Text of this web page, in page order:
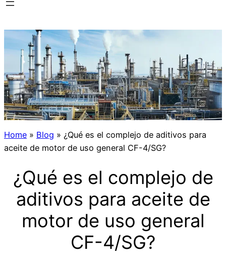
Home » Blog » ¿Qué es el complejo de aditivos para
aceite de motor de uso general CF-4/SG?
¿Qué es el complejo de
aditivos para aceite de
motor de uso general
CF-4/SG?